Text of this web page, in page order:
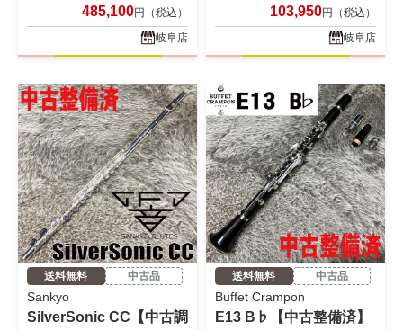
485,100円（税込）
岐阜店
103,950円（税込）
岐阜店
送料無料 中古品
Sankyo
SilverSonic CC【中古調
送料無料 中古品
Buffet Crampon
E13 B♭【中古整備済】